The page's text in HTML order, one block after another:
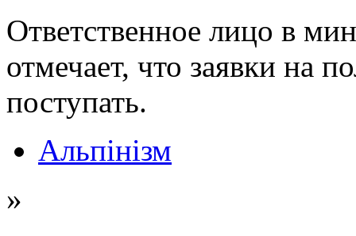
Ответственное лицо в
отмечает, что заявки на
поступать.
Альпінізм
»